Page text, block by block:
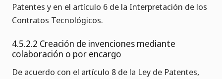
Patentes y en el artículo 6 de la Interpretación de los
Contratos Tecnológicos.
4.5.2.2 Creación de invenciones mediante
colaboración o por encargo
De acuerdo con el artículo 8 de la Ley de Patentes,